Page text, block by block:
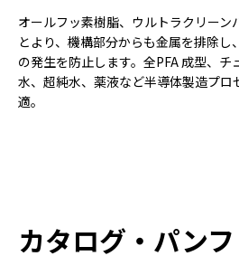
オールフッ素樹脂、ウルトラクリーン
とより、機構部分からも金属を排除し
の発生を防止します。全PFA 成型、チ
水、超純水、薬液など半導体製造プロ
適。
カタログ・パン